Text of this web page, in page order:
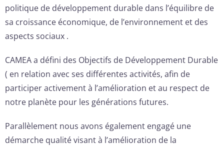
politique de développement durable dans l’équilibre de
sa croissance économique, de l’environnement et des
aspects sociaux .
CAMEA a défini des Objectifs de Développement Durable
( en relation avec ses différentes activités, afin de
participer activement à l’amélioration et au respect de
notre planète pour les générations futures.
Parallèlement nous avons également engagé une
démarche qualité visant à l’amélioration de la